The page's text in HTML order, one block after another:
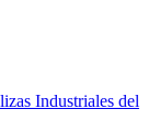
Industriales del